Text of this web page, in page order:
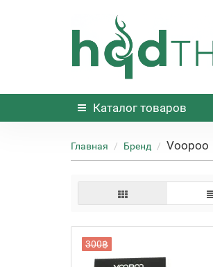
Каталог товаров
Главная Бренд Voopoo
300฿